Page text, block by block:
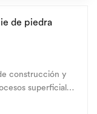
de piedra
construcción y
superficiales.